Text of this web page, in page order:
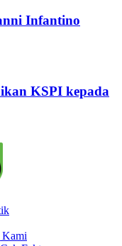
Infantino
KSPI kepada
Kami